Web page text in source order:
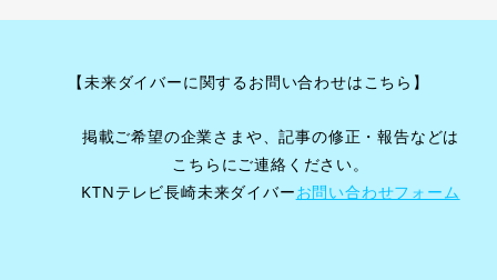
【未来ダイバーに関するお問い合わせはこちら】
掲載ご希望の企業さまや、記事の修正・報告などは
こちらにご連絡ください。
KTNテレビ長崎未来ダイバーお問い合わせフォーム